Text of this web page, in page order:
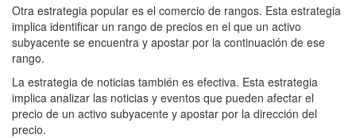
Otra estrategia popular es el comercio de rangos. Esta estrategia
implica identificar un rango de precios en el que un activo
subyacente se encuentra y apostar por la continuación de ese
rango.
La estrategia de noticias también es efectiva. Esta estrategia
implica analizar las noticias y eventos que pueden afectar el
precio de un activo subyacente y apostar por la dirección del
precio.